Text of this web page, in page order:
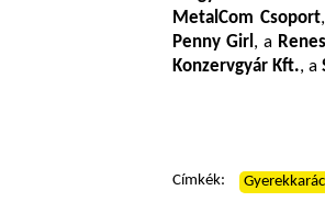
MetalCom Csoport
Penny Girl , a
Konzervgyár Kft., a
Címkék: